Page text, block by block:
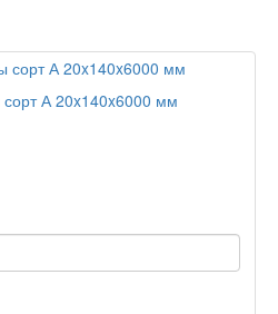
А 20x140x6000 мм